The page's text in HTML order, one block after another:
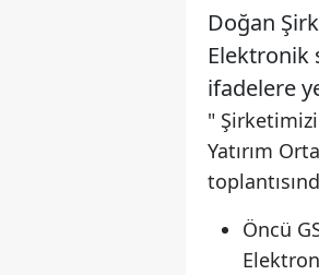
Doğan
Elektronik
ifadelere
"
Yatırım
Öncü